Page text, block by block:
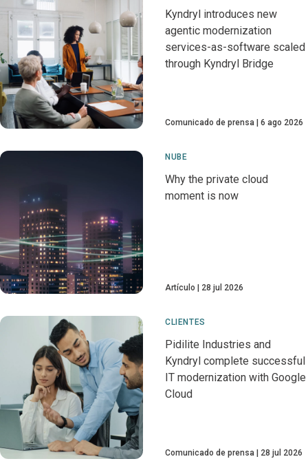
Kyndryl introduces new
agentic modernization
services-as-software scaled
through Kyndryl Bridge
Comunicado de prensa 6 ago 2026
NUBE
Why the private cloud
moment is now
Artículo 28 jul 2026
CLIENTES
Pidilite Industries and
Kyndryl complete successful
IT modernization with Google
Cloud
Comunicado de prensa 28 jul 2026